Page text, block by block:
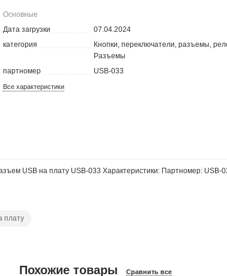
Основные
Дата загрузки
07.04.2024
категория
Кнопки, переключатели, разъемы,
Разъемы
партномер
USB-033
Все характеристики
USB на плату USB-033 Характеристики: Партномер: USB-
плату
Похожие товары Сравнить все